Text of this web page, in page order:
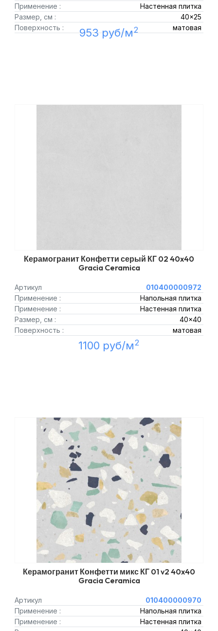
Применение :
Настенная плитка
Размер, см :
40x25
Поверхность :
матовая
953 руб/м2
Керамогранит Конфетти серый КГ 02 40x40
Gracia Ceramica
Артикул
010400000972
Применение :
Напольная плитка
Применение :
Настенная плитка
Размер, см :
40x40
Поверхность :
матовая
1100 руб/м2
Керамогранит Конфетти микс КГ 01 v2 40x40
Gracia Ceramica
Артикул
010400000970
Применение :
Напольная плитка
Применение :
Настенная плитка